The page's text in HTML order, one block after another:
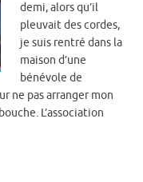
demi, alors qu’il
pleuvait des cordes,
je suis rentré dans la
maison d’une
bénévole de
ne pas arranger mon
L’association